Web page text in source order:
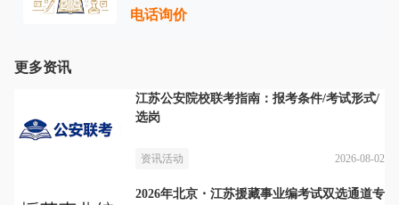
电话询价
更多资讯
江苏公安院校联考指南：报考条件/考试形式/
选岗
资讯活动 2026-08-02
2026年北京・江苏援藏事业编考试双选通道专